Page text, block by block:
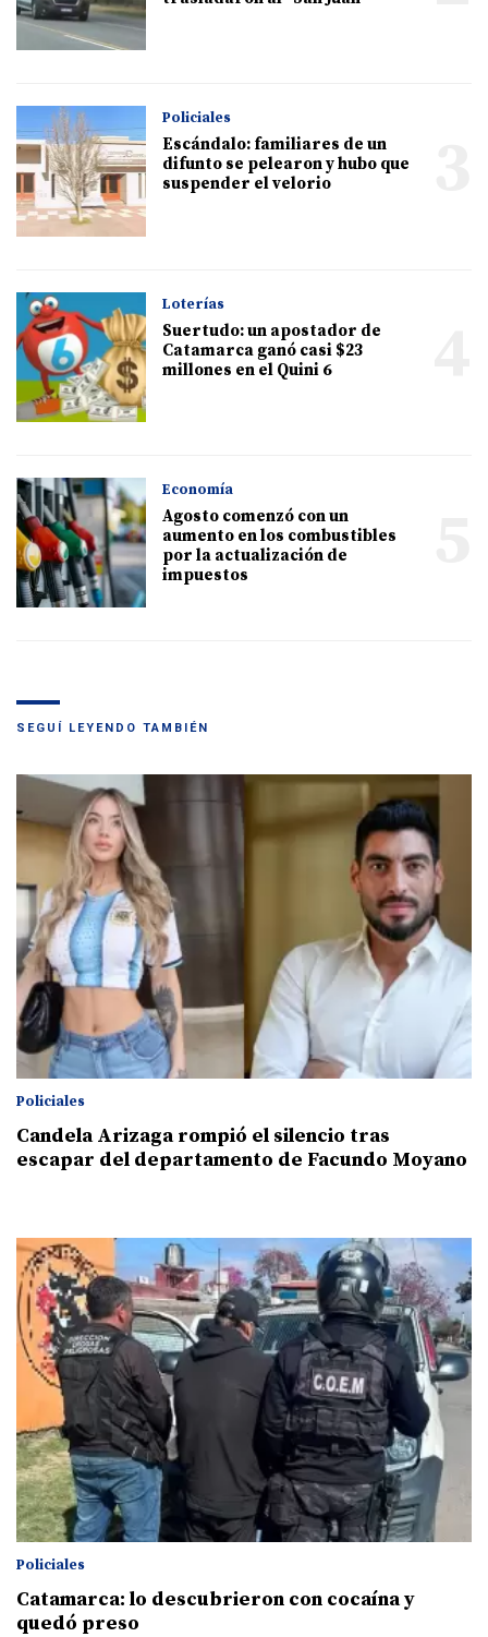
Policiales
Escándalo: familiares de un
difunto se pelearon y hubo que
suspender el velorio
Loterías
Suertudo: un apostador de
Catamarca ganó casi $23
millones en el Quini 6
Economía
Agosto comenzó con un
aumento en los combustibles
por la actualización de
impuestos
SEGUÍ LEYENDO TAMBIÉN
Policiales
Candela Arizaga rompió el silencio tras
escapar del departamento de Facundo Moyano
Policiales
Catamarca: lo descubrieron con cocaína y
quedó preso